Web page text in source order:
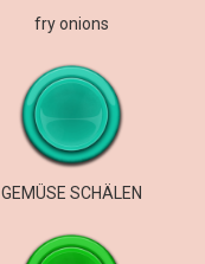
fry onions
GEMÜSE SCHÄLEN